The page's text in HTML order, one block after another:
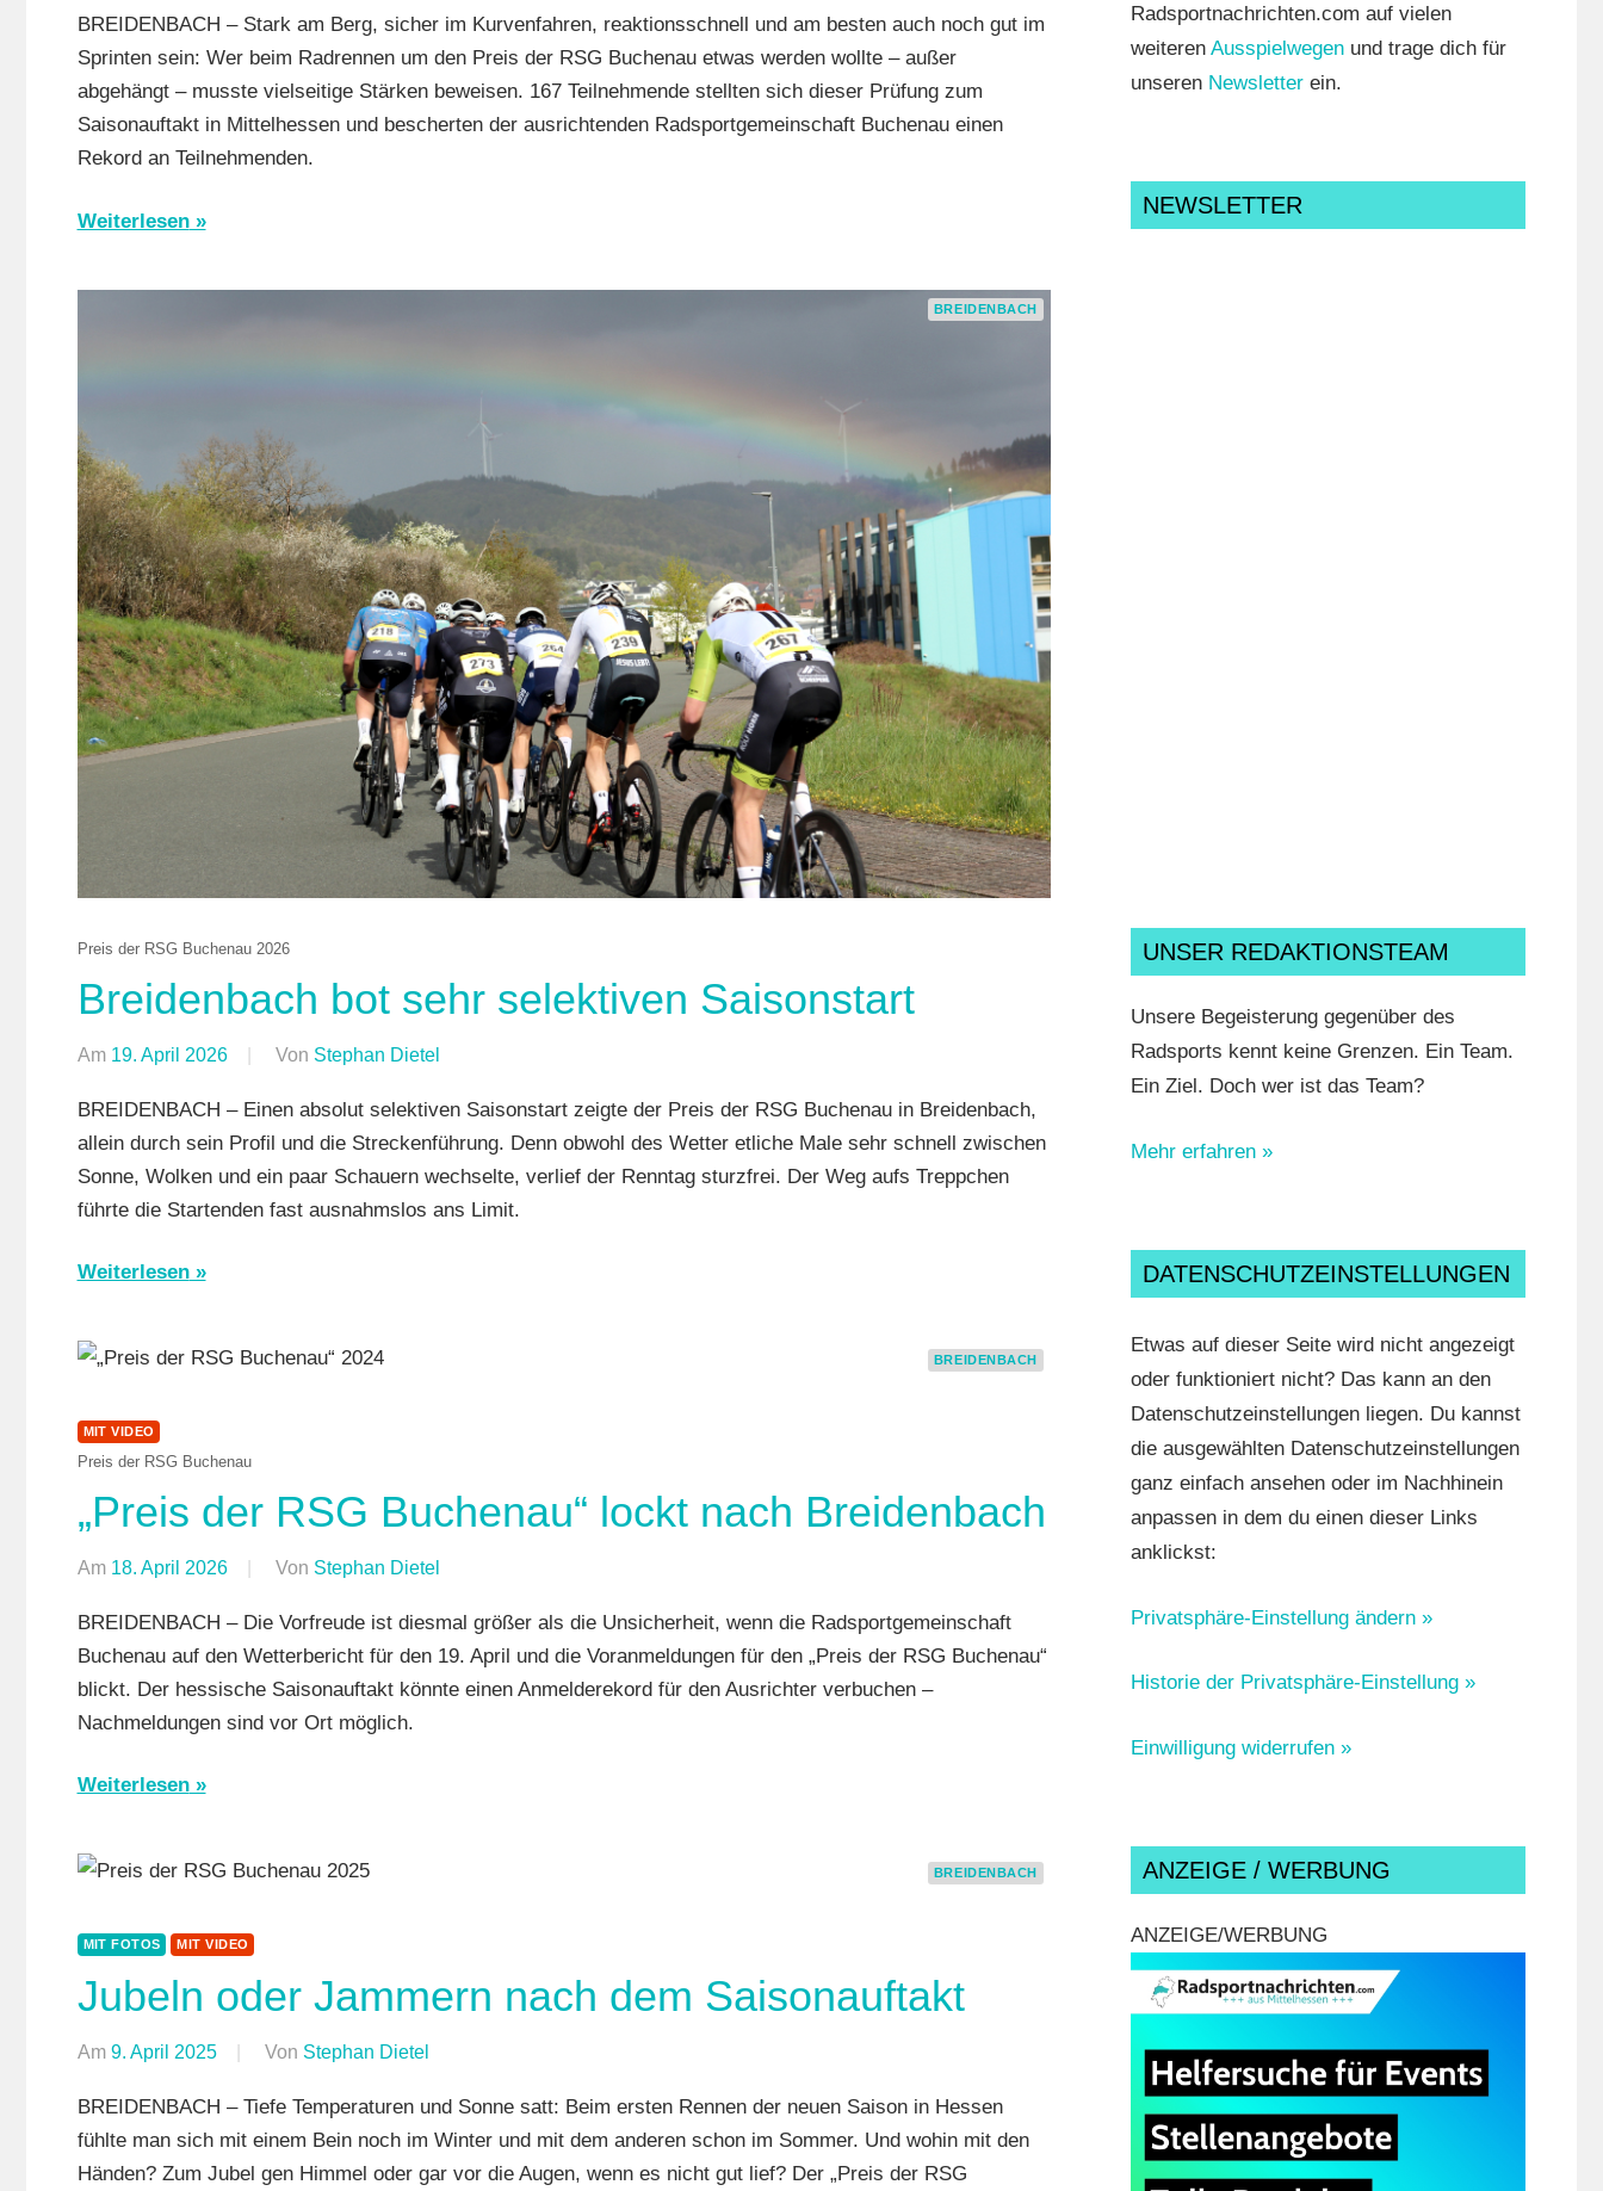
Jedermann,
Mit
Fotos,
Multimedia,
Limburg
RSV
Rundstrecke
RV
Gießen-
Kleinlinden,
Strasse,
Vereine
BREIDENBACH – Stark am Berg, sicher im Kurvenfahren, reaktionsschnell und am besten auch noch gut im
Sprinten sein: Wer beim Radrennen um den Preis der RSG Buchenau etwas werden wollte – außer
abgehängt – musste vielseitige Stärken beweisen. 167 Teilnehmende stellten sich dieser Prüfung zum
Saisonauftakt in Mittelhessen und bescherten der ausrichtenden Radsportgemeinschaft Buchenau einen
Rekord an Teilnehmenden.
Weiterlesen
BREIDENBACH
Preis der RSG Buchenau 2026
Breidenbach bot sehr selektiven Saisonstart
Am 19. April 2026 Von Stephan Dietel
Orte
BREIDENBACH – Einen absolut selektiven Saisonstart zeigte der Preis der RSG Buchenau in Breidenbach,
allein durch sein Profil und die Streckenführung. Denn obwohl des Wetter etliche Male sehr schnell zwischen
Sonne, Wolken und ein paar Schauern wechselte, verlief der Renntag sturzfrei. Der Weg aufs Treppchen
führte die Startenden fast ausnahmslos ans Limit.
Weiterlesen
BREIDENBACH
MIT VIDEO
Preis der RSG Buchenau
„Preis der RSG Buchenau“ lockt nach Breidenbach
Am 18. April 2026 Von Stephan Dietel
Formate,
Jedermann,
Mit
Wieseck,
RSV
Marburg,
Rundstrecke,
BREIDENBACH – Die Vorfreude ist diesmal größer als die Unsicherheit, wenn die Radsportgemeinschaft
Buchenau auf den Wetterbericht für den 19. April und die Voranmeldungen für den „Preis der RSG Buchenau“
blickt. Der hessische Saisonauftakt könnte einen Anmelderekord für den Ausrichter verbuchen –
Nachmeldungen sind vor Ort möglich.
Weiterlesen
BREIDENBACH
MIT FOTOS MIT VIDEO
Jubeln oder Jammern nach dem Saisonauftakt
Am 9. April 2025 Von Stephan Dietel
Jedermann,
Mit
Fotos,
BREIDENBACH – Tiefe Temperaturen und Sonne satt: Beim ersten Rennen der neuen Saison in Hessen
fühlte man sich mit einem Bein noch im Winter und mit dem anderen schon im Sommer. Und wohin mit den
Händen? Zum Jubel gen Himmel oder gar vor die Augen, wenn es nicht gut lief? Der „Preis der RSG
Radsportnachrichten.com auf vielen
weiteren Ausspielwegen und trage dich für
unseren Newsletter ein.
NEWSLETTER
UNSER REDAKTIONSTEAM
Unsere Begeisterung gegenüber des
Radsports kennt keine Grenzen. Ein Team.
Ein Ziel. Doch wer ist das Team?
Mehr erfahren »
DATENSCHUTZEINSTELLUNGEN
Etwas auf dieser Seite wird nicht angezeigt
oder funktioniert nicht? Das kann an den
Datenschutzeinstellungen liegen. Du kannst
die ausgewählten Datenschutzeinstellungen
ganz einfach ansehen oder im Nachhinein
anpassen in dem du einen dieser Links
anklickst:
Privatsphäre-Einstellung ändern »
Historie der Privatsphäre-Einstellung »
Einwilligung widerrufen »
ANZEIGE / WERBUNG
ANZEIGE/WERBUNG